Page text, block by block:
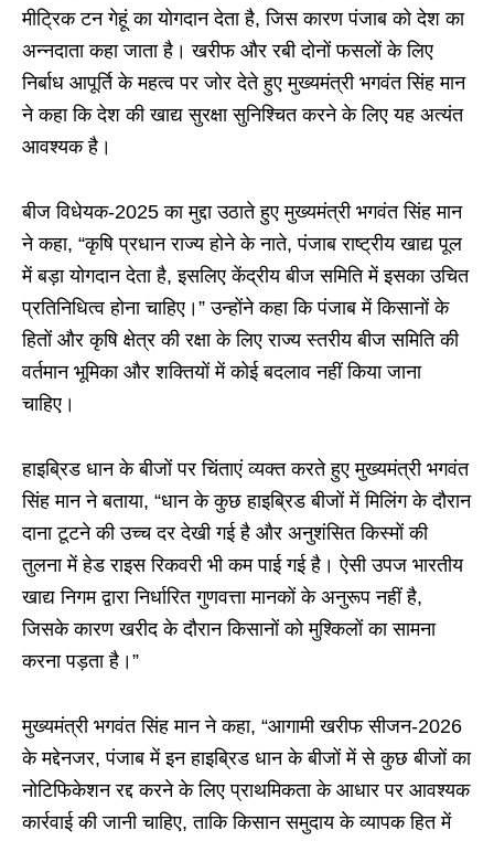
मीट्रिक टन गेहूं का योगदान देता है, जिस कारण पंजाब को देश का
अन्नदाता कहा जाता है। खरीफ और रबी दोनों फसलों के लिए
निर्बाध आपूर्ति के महत्व पर जोर देते हुए मुख्यमंत्री भगवंत सिंह मान
ने कहा कि देश की खाद्य सुरक्षा सुनिश्चित करने के लिए यह अत्यंत
आवश्यक है।
बीज विधेयक-2025 का मुद्दा उठाते हुए मुख्यमंत्री भगवंत सिंह मान
ने कहा, “कृषि प्रधान राज्य होने के नाते, पंजाब राष्ट्रीय खाद्य पूल
में बड़ा योगदान देता है, इसलिए केंद्रीय बीज समिति में इसका उचित
प्रतिनिधित्व होना चाहिए।” उन्होंने कहा कि पंजाब में किसानों के
हितों और कृषि क्षेत्र की रक्षा के लिए राज्य स्तरीय बीज समिति की
वर्तमान भूमिका और शक्तियों में कोई बदलाव नहीं किया जाना
चाहिए।
हाइब्रिड धान के बीजों पर चिंताएं व्यक्त करते हुए मुख्यमंत्री भगवंत
सिंह मान ने बताया, “धान के कुछ हाइब्रिड बीजों में मिलिंग के दौरान
दाना टूटने की उच्च दर देखी गई है और अनुशंसित किस्मों की
तुलना में हेड राइस रिकवरी भी कम पाई गई है। ऐसी उपज भारतीय
खाद्य निगम द्वारा निर्धारित गुणवत्ता मानकों के अनुरूप नहीं है,
जिसके कारण खरीद के दौरान किसानों को मुश्किलों का सामना
करना पड़ता है।”
मुख्यमंत्री भगवंत सिंह मान ने कहा, “आगामी खरीफ सीजन-2026
के मद्देनजर, पंजाब में इन हाइब्रिड धान के बीजों में से कुछ बीजों का
नोटिफिकेशन रद्द करने के लिए प्राथमिकता के आधार पर आवश्यक
कार्रवाई की जानी चाहिए, ताकि किसान समुदाय के व्यापक हित में